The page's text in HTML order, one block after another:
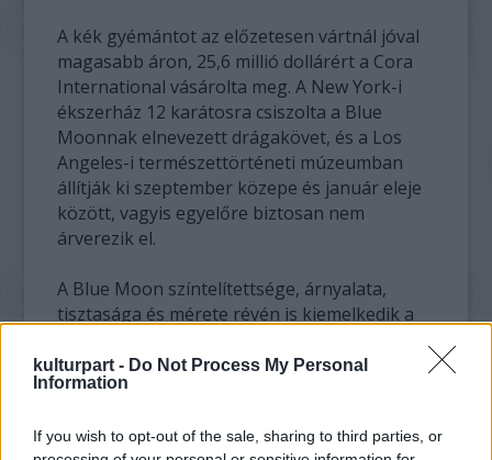
kulturpart - Do Not Process My Personal
Information
If you wish to opt-out of the sale, sharing to third parties, or
A kék gyémántot az előzetesen vártnál jóval
magasabb áron, 25,6 millió dollárért a Cora
International vásárolta meg. A New York-i
ékszerház 12 karátosra csiszolta a Blue
Moonnak elnevezett drágakövet, és a Los
Angeles-i természettörténeti múzeumban
állítják ki szeptember közepe és január eleje
között, vagyis egyelőre biztosan nem
árverezik el.
A Blue Moon színtelítettsége, árnyalata,
tisztasága és mérete révén is kiemelkedik a
A párnacsiszolású gyémánt színének
besorolása élénk fantáziakék, tisztaságát
igazán kék, UV-fényben más árnyalatok, a